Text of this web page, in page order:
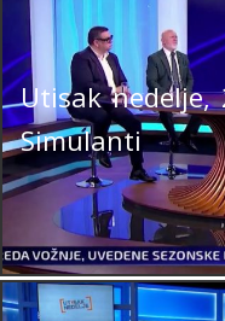
Utisak
Simulanti